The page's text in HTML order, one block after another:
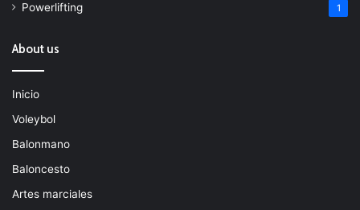
Powerlifting 1
About us
Inicio
Voleybol
Balonmano
Baloncesto
Artes marciales